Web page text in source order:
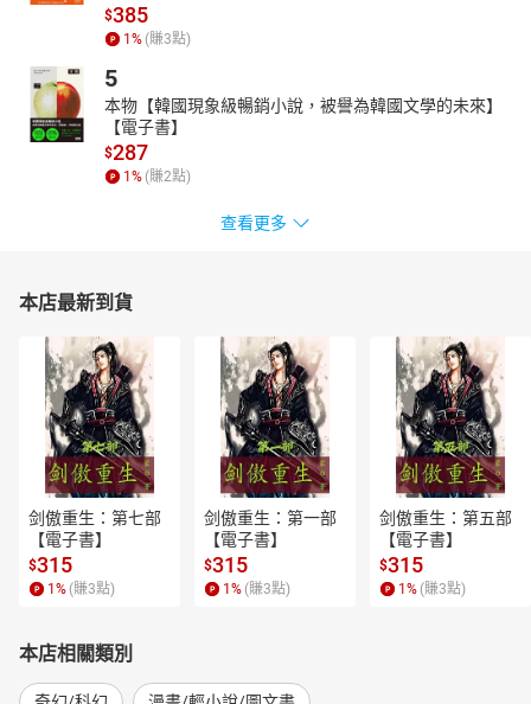
$385
1% (賺3點)
5
本物【韓國現象級暢銷小說，被譽為韓國文學的未來】
【電子書】
$287
1% (賺2點)
查看更多
本店最新到貨
剑傲重生：第七部
【電子書】
$315
1 % (賺3點)
剑傲重生：第一部
【電子書】
$315
1 % (賺3點)
剑傲重生：第五部
【電子書】
$315
1 % (賺3點)
本店相關類別